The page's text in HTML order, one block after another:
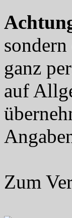
ganz
auf
Zum